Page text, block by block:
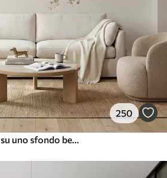
250